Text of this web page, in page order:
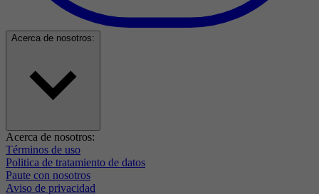
Acerca de nosotros:
Acerca de nosotros:
Términos de uso
Politica de tratamiento de datos
Paute con nosotros
Aviso de privacidad